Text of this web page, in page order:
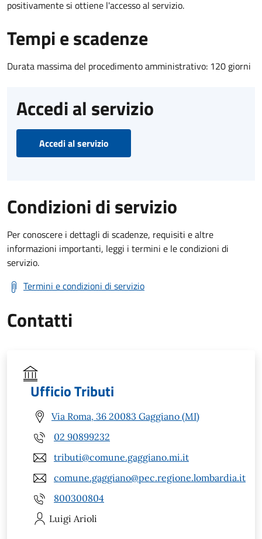
positivamente si ottiene l'accesso al servizio.
Tempi e scadenze
Durata massima del procedimento amministrativo: 120 giorni
Accedi al servizio
Accedi al servizio
Condizioni di servizio
Per conoscere i dettagli di scadenze, requisiti e altre
informazioni importanti, leggi i termini e le condizioni di
servizio.
Termini e condizioni di servizio
Contatti
Ufficio Tributi
Via Roma, 36 20083 Gaggiano (MI)
02 90899232
tributi@comune.gaggiano.mi.it
comune.gaggiano@pec.regione.lombardia.it
800300804
Luigi Arioli